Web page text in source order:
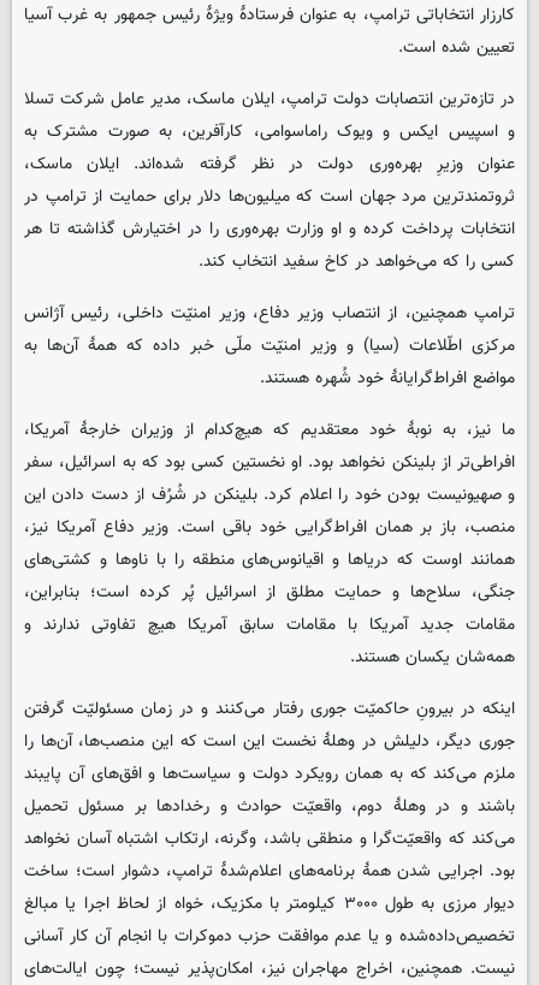
کارزار انتخاباتی ترامپ، به عنوان فرستادۀ ویژۀ رئیس جمهور به غرب آسیا
تعیین شده است.
در تازه‌ترین انتصابات دولت ترامپ، ایلان ماسک، مدیر عامل شرکت تسلا
و اسپیس ایکس و ویوک راماسوامی، کارآفرین، به صورت مشترک به
عنوان وزیرِ بهره‌وری دولت در نظر گرفته شده‌اند. ایلان ماسک،
ثروتمندترین مرد جهان است که میلیون‌ها دلار برای حمایت از ترامپ در
انتخابات پرداخت کرده و او وزارت بهره‌وری را در اختیارش گذاشته تا هر
کسی را که می‌خواهد در کاخ سفید انتخاب کند.
ترامپ همچنین، از انتصاب وزیر دفاع، وزیر امنیّت داخلی، رئیس آژانس
مرکزی اطّلاعات (سیا) و وزیر امنیّت ملّی خبر داده که همۀ آن‌ها به
مواضع افراط‌گرایانۀ خود شُهره هستند.
ما نیز، به نوبۀ خود معتقدیم که هیچ‌کدام از وزیران خارجۀ آمریکا،
افراطی‌تر از بلینکن نخواهد بود. او نخستین کسی بود که به اسرائیل، سفر
و صهیونیست بودن خود را اعلام کرد. بلینکن در شُرُف از دست دادن این
منصب، باز بر همان افراط‌گرایی خود باقی است. وزیر دفاع آمریکا نیز،
همانند اوست که دریاها و اقیانوس‌های منطقه را با ناوها و کشتی‌های
جنگی، سلاح‌ها و حمایت مطلق از اسرائیل پُر کرده است؛ بنابراین،
مقامات جدید آمریکا با مقامات سابق آمریکا هیچ تفاوتی ندارند و
همه‌شان یکسان هستند.
اینکه در بیرونِ حاکمیّت جوری رفتار می‌کنند و در زمان مسئولیّت گرفتن
جوری دیگر، دلیلش در وهلۀ نخست این است که این منصب‌ها، آن‌ها را
ملزم می‌کند که به همان رویکرد دولت و سیاست‌ها و افق‌های آن پایبند
باشند و در وهلۀ دوم، واقعیّت حوادث و رخدادها بر مسئول تحمیل
می‌کند که واقعیّت‌گرا و منطقی باشد، وگرنه، ارتکاب اشتباه آسان نخواهد
بود. اجرایی شدن همۀ برنامه‌های اعلام‌شدۀ ترامپ، دشوار است؛ ساخت
دیوار مرزی به طول ۳۰۰۰ کیلومتر با مکزیک، خواه از لحاظ اجرا یا مبالغ
تخصیص‌داده‌شده و یا عدم موافقت حزب دموکرات با انجام آن کار آسانی
نیست. همچنین، اخراج مهاجران نیز، امکان‌پذیر نیست؛ چون ایالت‌های